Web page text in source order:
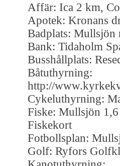
Affär: Ica 2 km,
Apotek: Kronans
Badplats: Mullsjön
Bank: Tidaholm
Busshållplats:
Båtuthyrning:
http://
Cykeluthyrning:
Fiske: Mullsjön
Fiskekort
Fotbollsplan:
Golf: Ryfors